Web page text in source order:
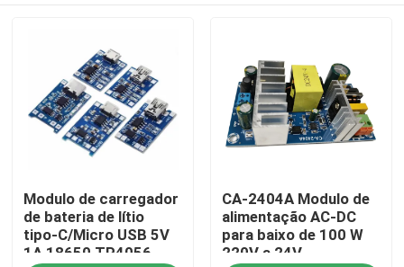
Produtos
Sobre Nós
Modulo de carregador
de bateria de lítio
tipo-C/Micro USB 5V
1A 18650 TP4056
CA-2404A Modulo de
alimentação AC-DC
para baixo de 100 W
220V a 24V